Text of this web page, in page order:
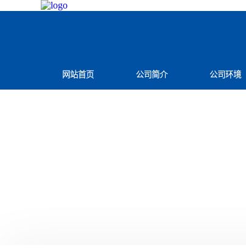
网站首页 公司简介 公司环境